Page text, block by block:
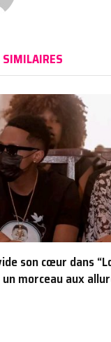
SIMILAIRES
son cœur dans
morceau aux